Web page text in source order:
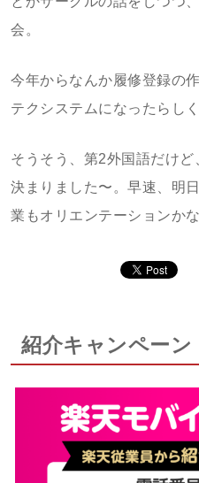
会。
今年からなんか履修登録の
テクシステムになったらし
そうそう、第2外国語だけ
決まりました〜。早速、明
業もオリエンテーションかな
紹介キャンペーン